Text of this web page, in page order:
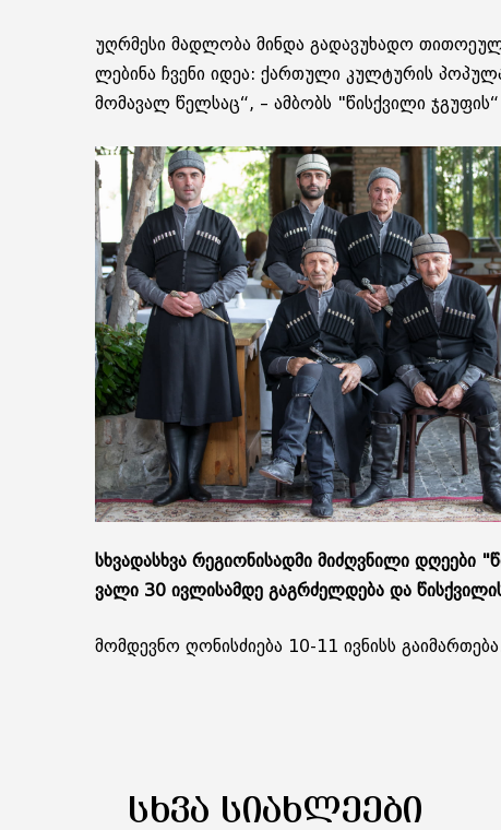
უღ­რმე­სი მად­ლო­ბა მინ­და გა­და­ვუ­ხა­დო
ლე­ბი­ნა ჩვე­ნი იდეა: ქარ­თუ­ლი კულ­ტუ­რის
მო­მა­ვალ წელ­საც“, – ამ­ბობს "წის­ქვი­ლი ჯგუ­ფის“
სხვა­დას­ხვა რე­გი­ო­ნი­სად­მი მი­ძღვნი­ლი დღე­ე­ბი
ვა­ლი 30 ივ­ლი­სამ­დე გაგ­რძელ­დე­ბა და
მომ­დევ­ნო ღო­ნის­ძი­ე­ბა 10-11 ივ­ნისს
ᲡᲮᲕᲐ ᲡᲘᲐᲮᲚᲔᲔᲑᲘ